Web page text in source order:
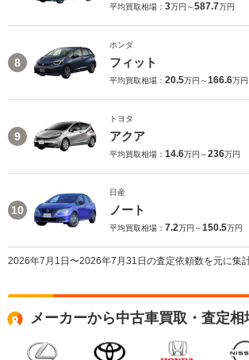
平均買取相場： 3万円～587.7万円
8
ホンダ
フィット
平均買取相場： 20.5万円～166.6万円
9
トヨタ
アクア
平均買取相場： 14.6万円～236万円
10
日産
ノート
平均買取相場： 7.2万円～150.5万円
2026年7月1日〜2026年7月31日の査定依頼数を元に集計
メーカーから中古車買取・査定相